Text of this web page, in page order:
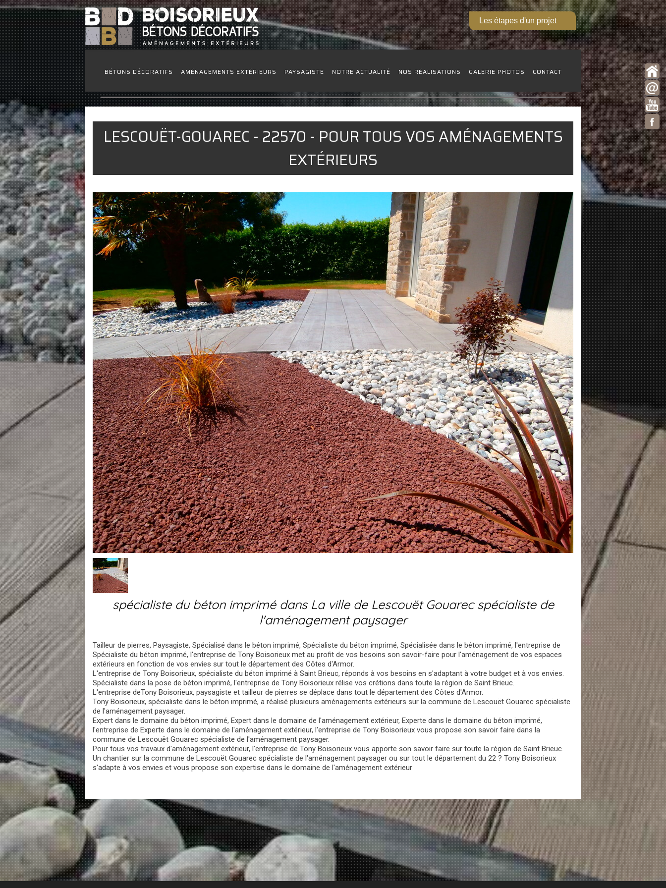
Les étapes d'un projet
BÉTONS DÉCORATIFS AMÉNAGEMENTS EXTÉRIEURS PAYSAGISTE NOTRE ACTUALITÉ NOS RÉALISATIONS GALERIE PHOTOS CONTACT
LESCOUËT-GOUAREC - 22570 - POUR TOUS VOS AMÉNAGEMENTS
EXTÉRIEURS
spécialiste du béton imprimé dans La ville de Lescouët Gouarec spécialiste de
l'aménagement paysager
Tailleur de pierres, Paysagiste, Spécialisé dans le béton imprimé, Spécialiste du béton imprimé, Spécialisée dans le béton imprimé, l'entreprise de
Spécialiste du béton imprimé, l'entreprise de Tony Boisorieux met au profit de vos besoins son savoir-faire pour l'aménagement de vos espaces
extérieurs en fonction de vos envies sur tout le département des Côtes d'Armor.
L'entreprise de Tony Boisorieux, spécialiste du béton imprimé à Saint Brieuc, réponds à vos besoins en s'adaptant à votre budget et à vos envies.
Spécialiste dans la pose de béton imprimé, l'entreprise de Tony Boisorieux rélise vos crétions dans toute la région de Saint Brieuc.
L'entreprise deTony Boisorieux, paysagiste et tailleur de pierres se déplace dans tout le département des Côtes d'Armor.
Tony Boisorieux, spécialiste dans le béton imprimé, a réalisé plusieurs aménagements extérieurs sur la commune de Lescouët Gouarec spécialiste
de l'aménagement paysager.
Expert dans le domaine du béton imprimé, Expert dans le domaine de l'aménagement extérieur, Experte dans le domaine du béton imprimé,
l'entreprise de Experte dans le domaine de l'aménagement extérieur, l'entreprise de Tony Boisorieux vous propose son savoir faire dans la
commune de Lescouët Gouarec spécialiste de l'aménagement paysager.
Pour tous vos travaux d'aménagement extérieur, l'entreprise de Tony Boisorieux vous apporte son savoir faire sur toute la région de Saint Brieuc.
Un chantier sur la commune de Lescouët Gouarec spécialiste de l'aménagement paysager ou sur tout le département du 22 ? Tony Boisorieux
s'adapte à vos envies et vous propose son expertise dans le domaine de l'aménagement extérieur